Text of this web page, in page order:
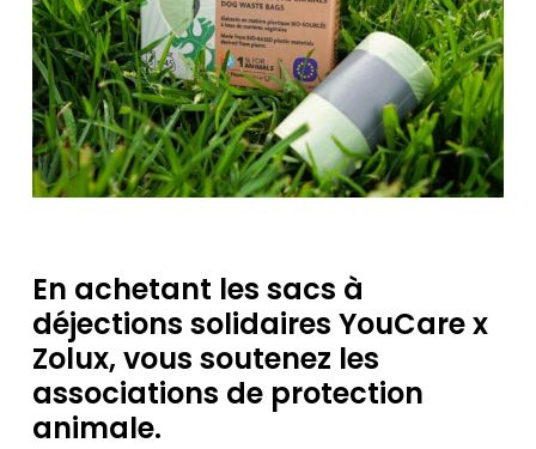
En achetant les sacs à
déjections solidaires YouCare x
Zolux, vous soutenez les
associations de protection
animale.